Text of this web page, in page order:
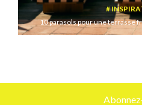
10 parasols pour une terrasse